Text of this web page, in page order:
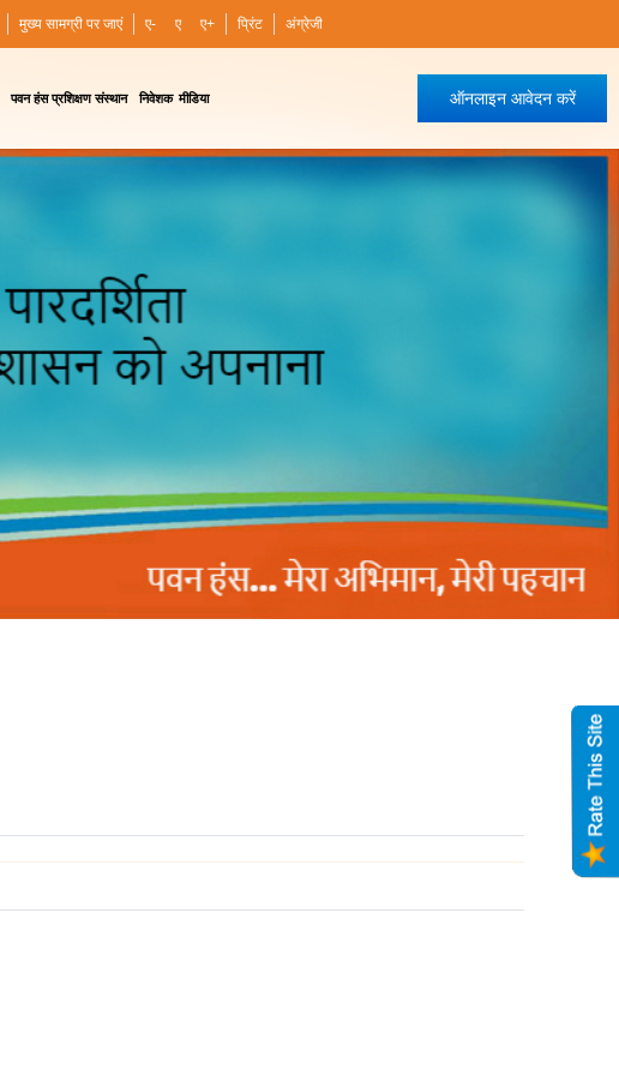
मुख्य सामग्री पर जाएं ए- ए ए+ प्रिंट अंग्रेजी
ऑनलाइन आवेदन करें
पवन हंस प्रशिक्षण संस्थान निवेशक मीडिया